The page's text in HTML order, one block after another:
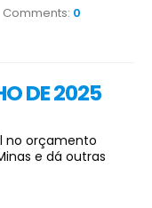
Comments: 0
DE 2025
no orçamento
e dá outras